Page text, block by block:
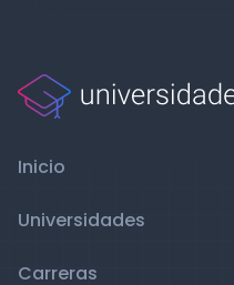
Inicio
Universidades
Carreras